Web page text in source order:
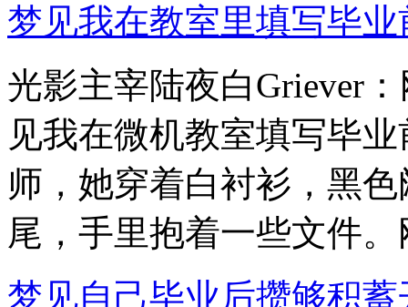
梦见我在教室里填写毕
光影主宰陆夜白Griever
见我在微机教室填写毕
师，她穿着白衬衫，黑
尾，手里抱着一些文件。
梦见自己毕业后攒够积